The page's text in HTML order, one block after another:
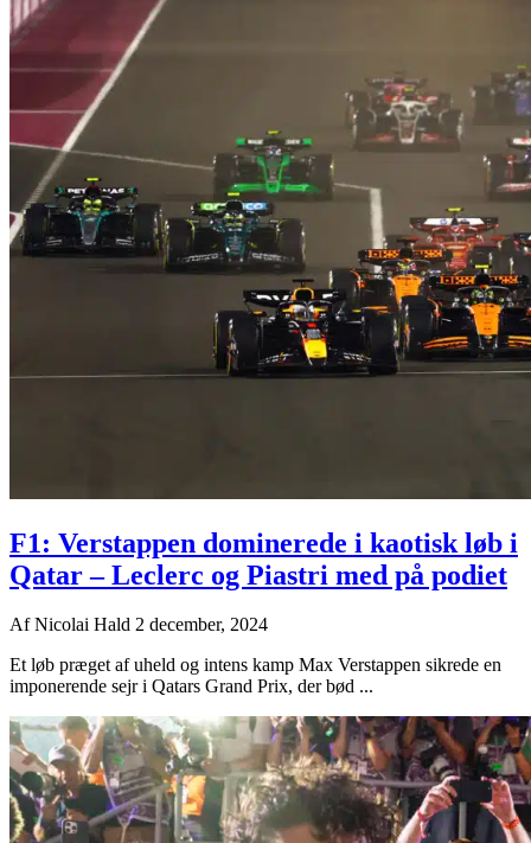
F1: Verstappen dominerede i kaotisk løb i
Qatar – Leclerc og Piastri med på podiet
AfNicolai Hald 2 december, 2024
Et løb præget af uheld og intens kamp Max Verstappen sikrede en
imponerende sejr i Qatars Grand Prix, der bød ...